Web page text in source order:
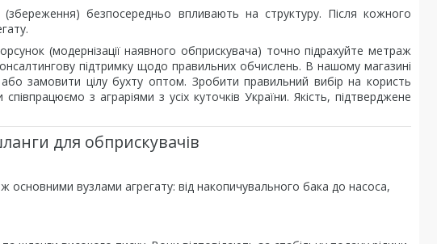
безпосередньо впливають на структуру. Після кожного
(модернізації наявного обприскувача) точно підрахуйте метраж
підтримку щодо правильних обчислень. В нашому магазині
замовити цілу бухту оптом. Зробити правильний вибір на користь
з аграріями з усіх куточків України. Якість, підтверджене
для обприскувачів
вузлами агрегату: від накопичувального бака до насоса,